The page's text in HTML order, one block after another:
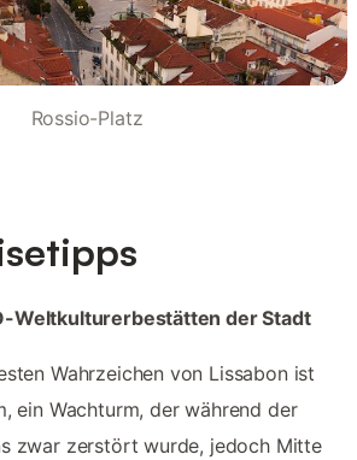
Rossio-Platz
Weltkulturerbestätten der Stadt
Wahrzeichen von Lissabon ist
ein Wachturm, der während der
zwar zerstört wurde, jedoch Mitte